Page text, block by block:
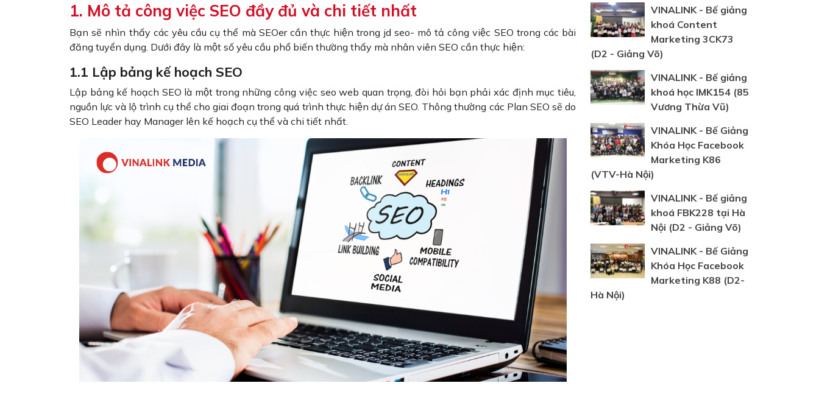
1. Mô tả công việc SEO đầy đủ và chi tiết nhất
Bạn sẽ nhìn thấy các yêu cầu cụ thể mà SEOer cần thực hiện trong jd seo- mô tả công việc SEO trong các bài
đăng tuyển dụng. Dưới đây là một số yêu cầu phổ biến thường thấy mà nhân viên SEO cần thực hiện:
1.1 Lập bảng kế hoạch SEO
Lập bảng kế hoạch SEO là một trong những công việc seo web quan trọng, đòi hỏi bạn phải xác định mục tiêu,
nguồn lực và lộ trình cụ thể cho giai đoạn trong quá trình thực hiện dự án SEO. Thông thường các Plan SEO sẽ do
SEO Leader hay Manager lên kế hoạch cụ thể và chi tiết nhất.
VINALINK - Bế giảng
khoá Content
Marketing 3CK73
(D2 - Giảng Võ)
VINALINK - Bế giảng
khoá học IMK154 (85
Vương Thừa Vũ)
VINALINK - Bế Giảng
Khóa Học Facebook
Marketing K86
(VTV-Hà Nội)
VINALINK - Bế giảng
khoá FBK228 tại Hà
Nội (D2 - Giảng Võ)
VINALINK - Bế Giảng
Khóa Học Facebook
Marketing K88 (D2-
Hà Nội)